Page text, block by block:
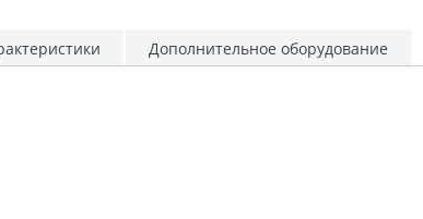
Дополнительное оборудование